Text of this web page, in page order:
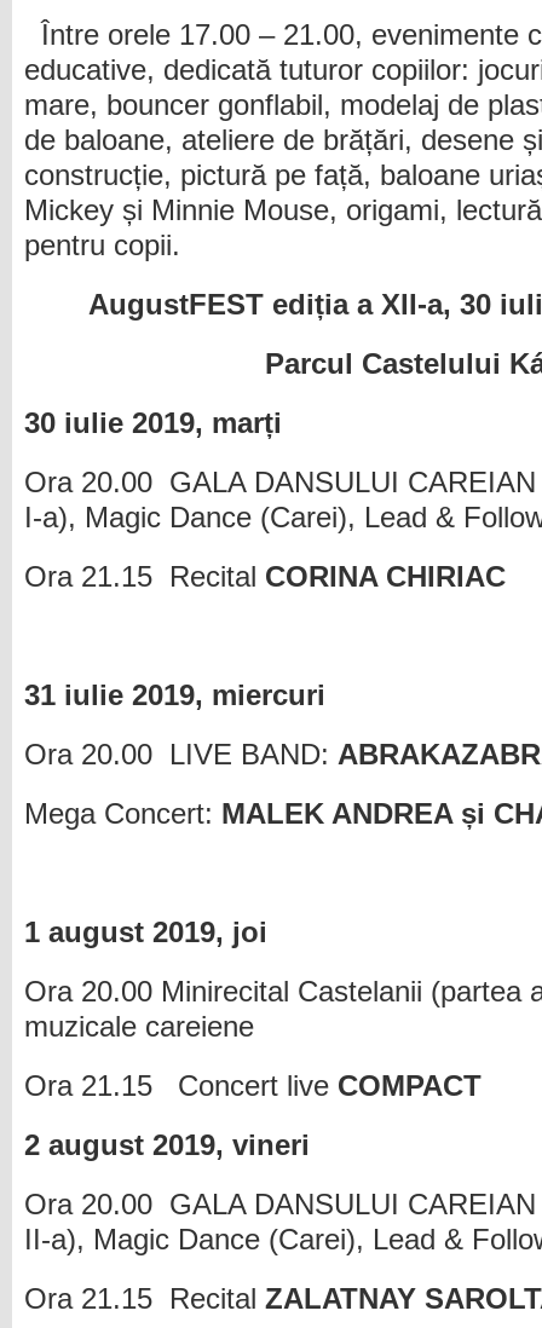
Între orele 17.00 – 21.00, evenimente
educative, dedicată tuturor copiilor:
mare, bouncer gonflabil, modelaj de
de baloane, ateliere de brățări, desene
construcție, pictură pe față, baloane
Mickey și Minnie Mouse, origami,
pentru copii.
AugustFEST ediția a XII-a, 30
Parcul Castelului
30 iulie 2019, marți
Ora 20.00 GALA DANSULUI
I-a), Magic Dance (Carei), Lead &
Ora 21.15 Recital CORINA CHIRIAC
31 iulie 2019, miercuri
Ora 20.00 LIVE BAND:
Mega Concert: MALEK ANDREA și
1 august 2019, joi
Ora 20.00 Minirecital Castelanii (partea
muzicale careiene
Ora 21.15 Concert live COMPACT
2 august 2019, vineri
Ora 20.00 GALA DANSULUI
II-a), Magic Dance (Carei), Lead &
Ora 21.15 Recital ZALATNAY